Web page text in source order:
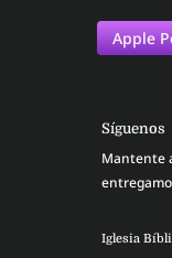
Apple
Síguenos
Mantente
Iglesia